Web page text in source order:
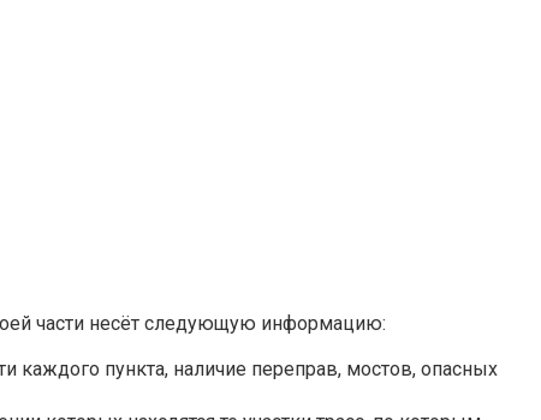
части несёт следующую информацию:
каждого пункта, наличие переправ, мостов, опасных